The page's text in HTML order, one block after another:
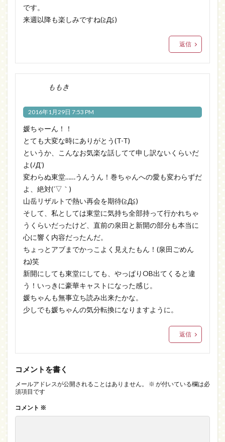
です。
来週以降も楽しみですね(≧Д≦)
返信
ももき
2016年1月29日 7:53 PM
媛ちゃーん！！
とても大変な時にありがとう(T-T)
というか、こんなお気楽な話してて申し訳ないくらいだ
よ(ﾉД`)
変わらぬ東堂……うんうん！巻ちゃんへの愛も変わらずだ
よ、絶対(´▽｀)
山岳リザルトで熱い再会を期待(≧Д≦)
そして、私としては東堂に気持ち全部持って行かれちゃ
うくらいだったけど、直前の泉田と新開の部分も本当に
心に響く内容だったんだ。
ちょっとアブまでかっこよく見えたもん！(泉田ごめん
ね)笑
新開にしても東堂にしても、やっぱりOB出てくると違
う！いっきに豪華キャストになった感じ。
媛ちゃんも無事立ち読み出来たかな。
少しでも媛ちゃんの気分転換になりますように。
返信
コメントを書く
メールアドレスが公開されることはありません。 ※ が付いている欄は必
須項目です
コメント ※